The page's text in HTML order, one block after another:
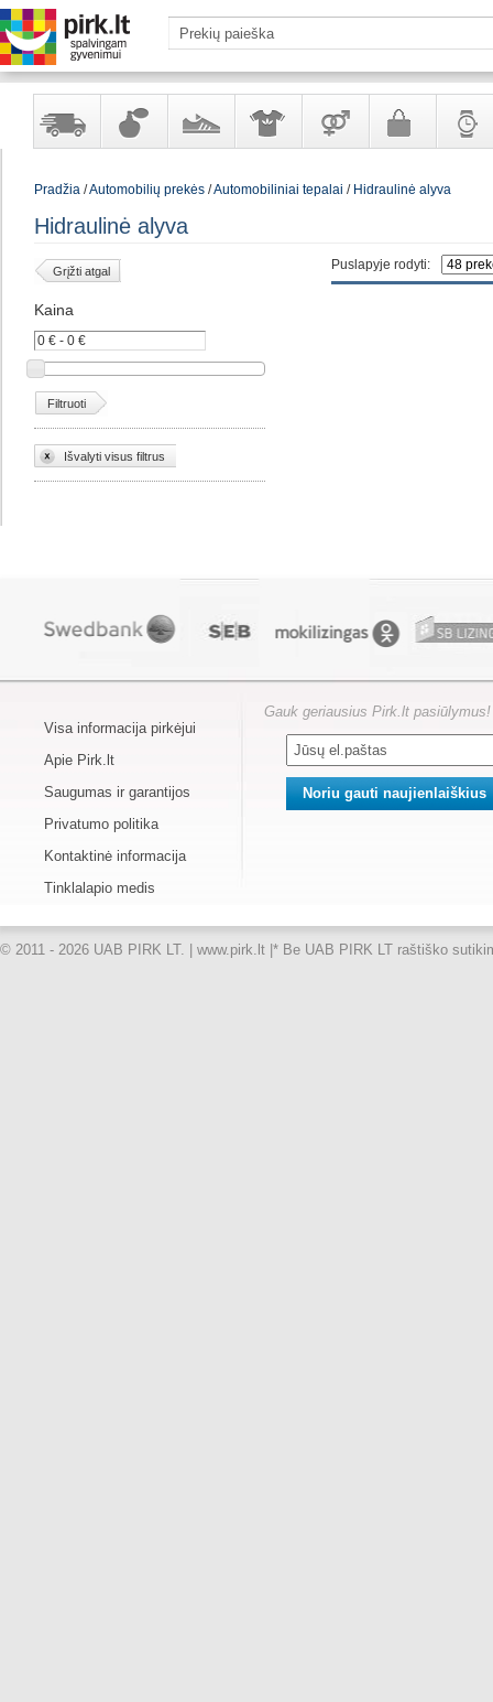
Yra
Kvepalai
kosmetika
AvalynėApranga Prekės
Galanterija
Pradžia/Automobilių prekės/Automobiliniai tepalai / Hidraulinė alyva
Hidraulinė alyva
Puslapyje rodyti:
Grįžti atgal
Kaina
Filtruoti
Išvalyti visus filtrus
Visa informacija pirkėjui
Apie Pirk.lt
Saugumas ir garantijos
Privatumo politika
Kontaktinė informacija
Tinklalapio medis
Gauk geriausius Pirk.lt pasiūlymus!
© 2011 - 2026 UAB PIRK LT. | www.pirk.lt |* Be UAB PIRK LT raštiško